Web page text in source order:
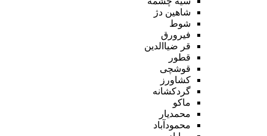
شاهین دژ
شوط
فیرورق
قر ضیاالدین
قطور
قوشچی
کشاورز
گردکشانه
ماکو
محمدیار
محمودآباد